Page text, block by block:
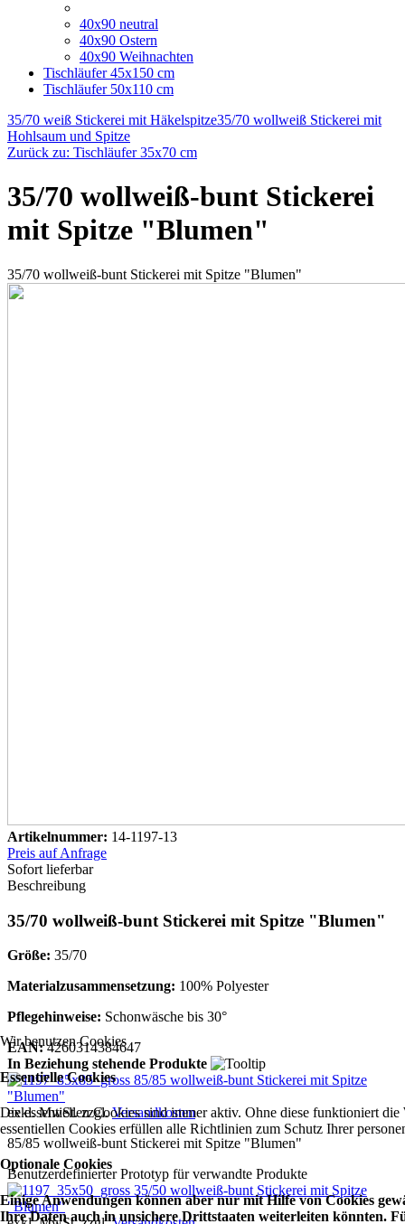
40x90 neutral
40x90 Ostern
40x90 Weihnachten
Tischläufer 45x150 cm
Tischläufer 50x110 cm
35/70 weiß Stickerei mit Häkelspitze35/70 wollweiß Stickerei mit
Hohlsaum und Spitze
Zurück zu: Tischläufer 35x70 cm
35/70 wollweiß-bunt Stickerei
mit Spitze "Blumen"
35/70 wollweiß-bunt Stickerei mit Spitze "Blumen"
Artikelnummer: 14-1197-13
Preis auf Anfrage
Sofort lieferbar
Beschreibung
35/70 wollweiß-bunt Stickerei mit Spitze "Blumen"
Größe: 35/70
Materialzusammensetzung: 100% Polyester
Pflegehinweise: Schonwäsche bis 30°
EAN:4260314384647
In Beziehung stehende Produkte
85/85 wollweiß-bunt Stickerei mit Spitze
"Blumen"
exkl. MwSt. zzgl.Versandkosten
85/85 wollweiß-bunt Stickerei mit Spitze "Blumen"
Benutzerdefinierter Prototyp für verwandte Produkte
35/50 wollweiß-bunt Stickerei mit Spitze
"Blumen"
Wir benutzen Cookies
Essentielle Cookies
Die essentiellen Cookies sind immer aktiv. Ohne diese funktioniert die
essentiellen Cookies erfüllen alle Richtlinien zum Schutz Ihrer
Optionale Cookies
Einige Anwendungen können aber nur mit Hilfe von Cookies
Ihre Daten auch in unsichere Drittstaaten weiterleiten könnten.